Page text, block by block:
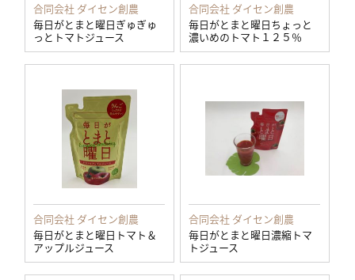
合同会社 ダイセン創農
毎日がとまと曜日ぎゅぎゅ
っとトマトジュース
合同会社 ダイセン創農
毎日がとまと曜日ちょっと
濃いめのトマト１２５％
合同会社 ダイセン創農
毎日がとまと曜日トマト＆
アップルジュース
合同会社 ダイセン創農
毎日がとまと曜日濃縮トマ
トジュース